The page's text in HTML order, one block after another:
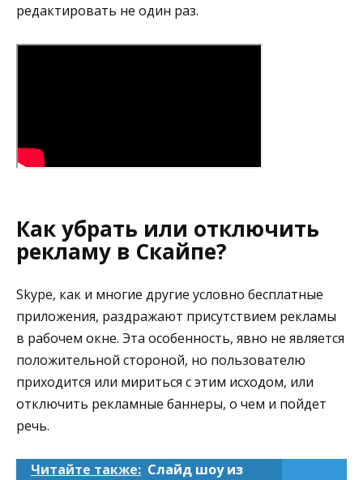
редактировать не один раз.
Как убрать или отключить
рекламу в Скайпе?
Skype, как и многие другие условно бесплатные
приложения, раздражают присутствием рекламы
в рабочем окне. Эта особенность, явно не является
положительной стороной, но пользователю
приходится или мириться с этим исходом, или
отключить рекламные баннеры, о чем и пойдет
речь.
Читайте также: Слайд шоу из